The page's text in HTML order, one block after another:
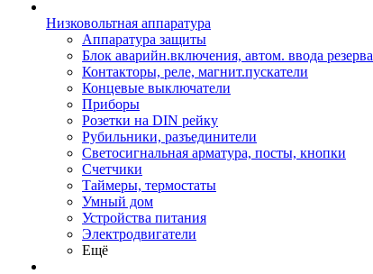
Низковольтная аппаратура
Аппаратура защиты
Блок аварийн.включения, автом. ввода резерва
Контакторы, реле, магнит.пускатели
Концевые выключатели
Приборы
Розетки на DIN рейку
Рубильники, разъединители
Светосигнальная арматура, посты, кнопки
Счетчики
Таймеры, термостаты
Умный дом
Устройства питания
Электродвигатели
Ещё